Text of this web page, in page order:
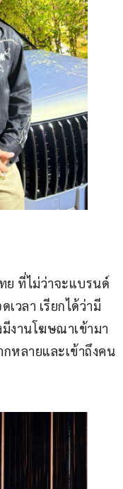
ย ที่ไม่ว่าจะแบรนด์
วลา เรียกได้ว่ามี
งานโฆษณาเข้ามา
หลายและเข้าถึงคน